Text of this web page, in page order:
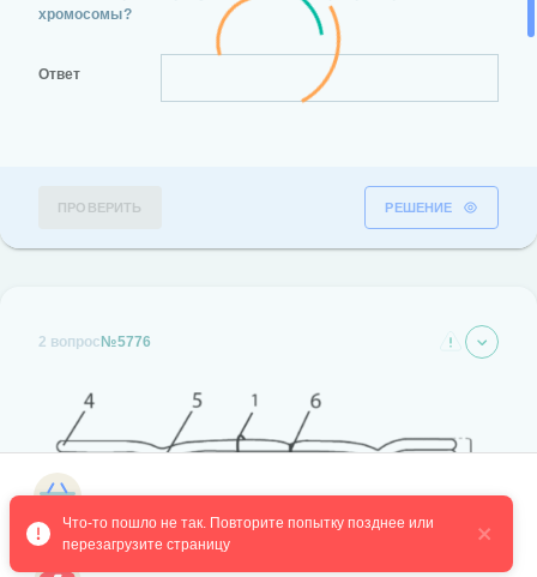
хромосомы?
Ответ
ПРОВЕРИТЬ РЕШЕНИЕ
2 вопрос №5776
Что-то пошло не так. Повторите попытку позднее или
перезагрузите страницу